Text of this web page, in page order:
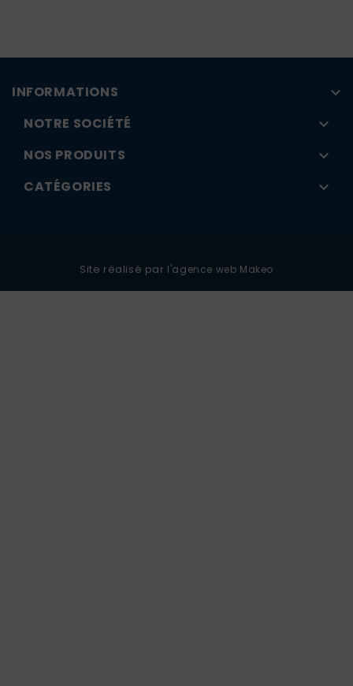
INFORMATIONS 
NOTRE SOCIÉTÉ 
NOS PRODUITS 
CATÉGORIES 
Site réalisé par l'agence web Makeo